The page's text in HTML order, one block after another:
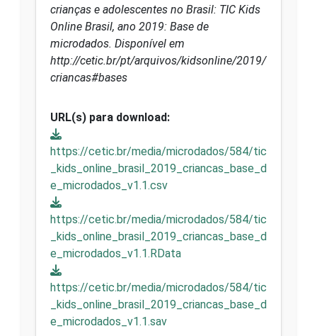
crianças e adolescentes no Brasil: TIC Kids
Online Brasil, ano 2019: Base de
microdados. Disponível em
http://cetic.br/pt/arquivos/kidsonline/2019/
criancas#bases
URL(s) para download:
https://cetic.br/media/microdados/584/tic
_kids_online_brasil_2019_criancas_base_d
e_microdados_v1.1.csv
https://cetic.br/media/microdados/584/tic
_kids_online_brasil_2019_criancas_base_d
e_microdados_v1.1.RData
https://cetic.br/media/microdados/584/tic
_kids_online_brasil_2019_criancas_base_d
e_microdados_v1.1.sav